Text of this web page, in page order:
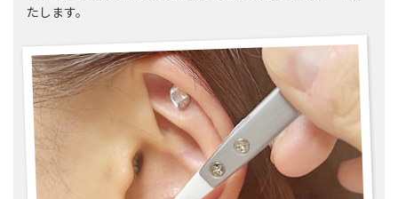
たします。